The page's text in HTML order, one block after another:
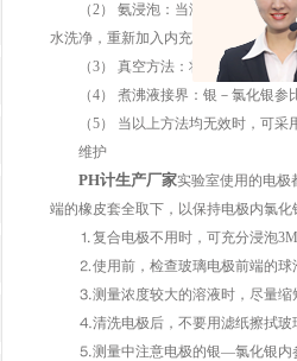
（2） 氨浸泡：当液接界被氯化银堵
水洗净，重新加入内充液后继续使用。
（3） 真空方法：将软管套住参比电
（4） 煮沸液接界：银－氯化银参比
（5） 当以上方法均无效时，可采用
维护
PH计生产厂家实验室使用的电极
端的橡皮套全取下，以保持电极内氯
⒈复合电极不用时，可充分浸泡3M
⒉使用前，检查玻璃电极前端的球泡
⒊测量浓度较大的溶液时，尽量缩短
⒋清洗电极后，不要用滤纸擦拭玻璃
⒌测量中注意电极的银—氯化银内参